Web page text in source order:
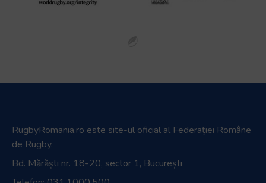
RugbyRomania.ro este site-ul oficial al Federației Române
de Rugby.
Bd. Mărăști nr. 18-20, sector 1, București